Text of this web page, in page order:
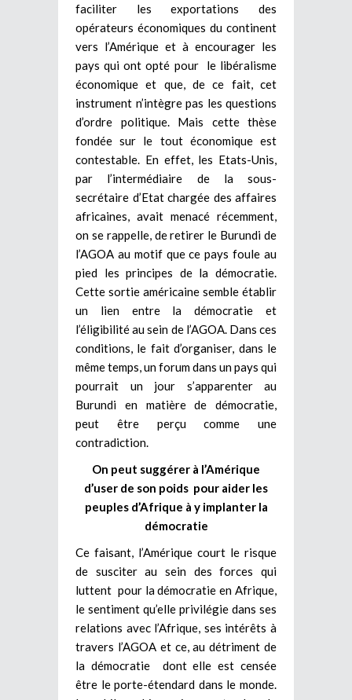
faciliter les exportations des
opérateurs économiques du continent
vers l’Amérique et à encourager les
pays qui ont opté pour le libéralisme
économique et que, de ce fait, cet
instrument n’intègre pas les questions
d’ordre politique. Mais cette thèse
fondée sur le tout économique est
contestable. En effet, les Etats-Unis,
par l’intermédiaire de la sous-
secrétaire d’Etat chargée des affaires
africaines, avait menacé récemment,
on se rappelle, de retirer le Burundi de
l’AGOA au motif que ce pays foule au
pied les principes de la démocratie.
Cette sortie américaine semble établir
un lien entre la démocratie et
l’éligibilité au sein de l’AGOA. Dans ces
conditions, le fait d’organiser, dans le
même temps, un forum dans un pays qui
pourrait un jour s’apparenter au
Burundi en matière de démocratie,
peut être perçu comme une
contradiction.
On peut suggérer à l’Amérique
d’user de son poids pour aider les
peuples d’Afrique à y implanter la
démocratie
Ce faisant, l’Amérique court le risque
de susciter au sein des forces qui
luttent pour la démocratie en Afrique,
le sentiment qu’elle privilégie dans ses
relations avec l’Afrique, ses intérêts à
travers l’AGOA et ce, au détriment de
la démocratie dont elle est censée
être le porte-étendard dans le monde.